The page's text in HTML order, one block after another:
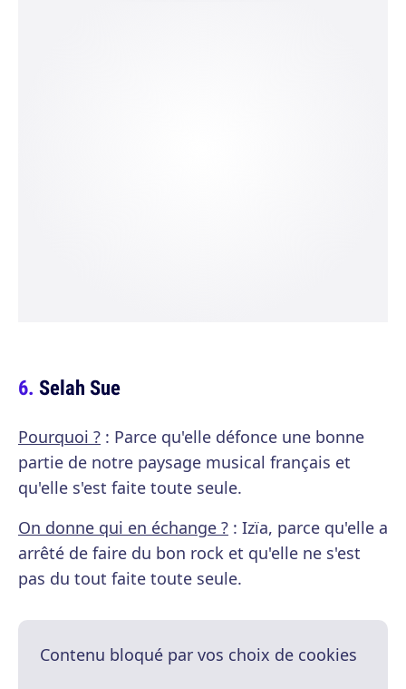
Selah Sue
Pourquoi ? : Parce qu'elle défonce une bonne
partie de notre paysage musical français et
qu'elle s'est faite toute seule.
On donne qui en échange ? : Izïa, parce qu'elle a
arrêté de faire du bon rock et qu'elle ne s'est
pas du tout faite toute seule.
Contenu bloqué par vos choix de cookies